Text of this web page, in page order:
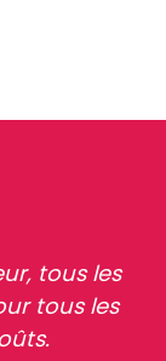
tous les
tous les